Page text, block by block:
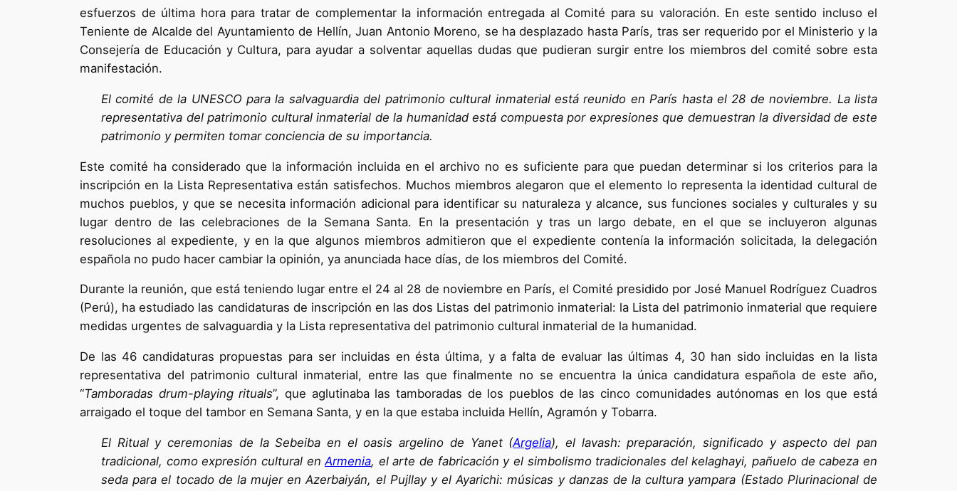
esfuerzos de última hora para tratar de complementar la información entregada al Comité para su valoración. En este sentido incluso el
Teniente de Alcalde del Ayuntamiento de Hellín, Juan Antonio Moreno, se ha desplazado hasta París, tras ser requerido por el Ministerio y la
Consejería de Educación y Cultura, para ayudar a solventar aquellas dudas que pudieran surgir entre los miembros del comité sobre esta
manifestación.
El comité de la UNESCO para la salvaguardia del patrimonio cultural inmaterial está reunido en París hasta el 28 de noviembre. La lista
representativa del patrimonio cultural inmaterial de la humanidad está compuesta por expresiones que demuestran la diversidad de este
patrimonio y permiten tomar conciencia de su importancia.
Este comité ha considerado que la información incluida en el archivo no es suficiente para que puedan determinar si los criterios para la
inscripción en la Lista Representativa están satisfechos. Muchos miembros alegaron que el elemento lo representa la identidad cultural de
muchos pueblos, y que se necesita información adicional para identificar su naturaleza y alcance, sus funciones sociales y culturales y su
lugar dentro de las celebraciones de la Semana Santa. En la presentación y tras un largo debate, en el que se incluyeron algunas
resoluciones al expediente, y en la que algunos miembros admitieron que el expediente contenía la información solicitada, la delegación
española no pudo hacer cambiar la opinión, ya anunciada hace días, de los miembros del Comité.
Durante la reunión, que está teniendo lugar entre el 24 al 28 de noviembre en París, el Comité presidido por José Manuel Rodríguez Cuadros
(Perú), ha estudiado las candidaturas de inscripción en las dos Listas del patrimonio inmaterial: la Lista del patrimonio inmaterial que requiere
medidas urgentes de salvaguardia y la Lista representativa del patrimonio cultural inmaterial de la humanidad.
De las 46 candidaturas propuestas para ser incluidas en ésta última, y a falta de evaluar las últimas 4, 30 han sido incluidas en la lista
representativa del patrimonio cultural inmaterial, entre las que finalmente no se encuentra la única candidatura española de este año,
“Tamboradas drum-playing rituals”, que aglutinaba las tamboradas de los pueblos de las cinco comunidades autónomas en los que está
arraigado el toque del tambor en Semana Santa, y en la que estaba incluida Hellín, Agramón y Tobarra.
El Ritual y ceremonias de la Sebeiba en el oasis argelino de Yanet (Argelia), el lavash: preparación, significado y aspecto del pan
tradicional, como expresión cultural enArmenia, el arte de fabricación y el simbolismo tradicionales del kelaghayi, pañuelo de cabeza en
seda para el tocado de la mujer en Azerbaiyán, el Pujllay y el Ayarichi: músicas y danzas de la cultura yampara (Estado Plurinacional de